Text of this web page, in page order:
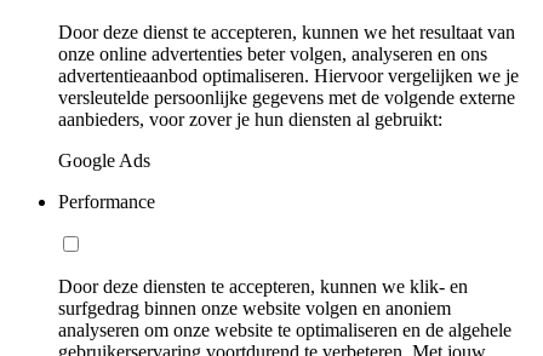
Door deze dienst te accepteren, kunnen we het resultaat van
onze online advertenties beter volgen, analyseren en ons
advertentieaanbod optimaliseren. Hiervoor vergelijken we je
versleutelde persoonlijke gegevens met de volgende externe
aanbieders, voor zover je hun diensten al gebruikt:
Google Ads
Performance
Door deze diensten te accepteren, kunnen we klik- en
surfgedrag binnen onze website volgen en anoniem
analyseren om onze website te optimaliseren en de algehele